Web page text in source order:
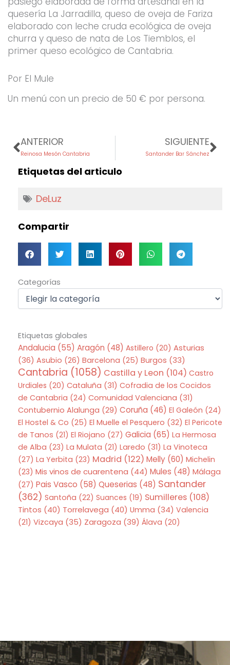
quesería La Jarradilla, queso de oveja de Fariza
elaborado con leche cruda ecológica de oveja
churra y queso de nata de Los Tiemblos, el
primer queso ecológico de Cantabria.
Por El Mule
Un menú con un precio de 50 € por persona.
Prev
ANTERIOR
Reinosa Mesón Cantabria
SIGUIENTE
Santander Bar Sánchez
Etiquetas del articulo
DeLuz
Compartir
Categorías
Categorías
Etiquetas globales
Andalucia (55) Aragón (48) Astillero (20) Asturias
(36) Asubio (26) Barcelona (25) Burgos (33)
Cantabria (1058) Castilla y Leon (104) Castro
Urdiales (20) Cataluña (31) Cofradia de los Cocidos
de Cantabria (24) Comunidad Valenciana (31)
Contubernio Alalunga (29) Coruña (46) El Galeón (24)
El Hostel & Co (25) El Muelle el Pesquero (32) El Pericote
de Tanos (21) El Riojano (27) Galicia (65) La Hermosa
de Alba (23) La Mulata (21) Laredo (31) La Vinoteca
(27) La Yerbita (23) Madrid (122) Melly(60) Michelin
(23) Mis vinos de cuarentena (44) Mules (48) Málaga
(27) Pais Vasco (58) Queserias (48) Santander
(362) Santoña (22) Suances (19) Sumilleres(108)
Tintos (40) Torrelavega (40) Umma (34) Valencia
(21) Vizcaya (35) Zaragoza (39) Álava (20)